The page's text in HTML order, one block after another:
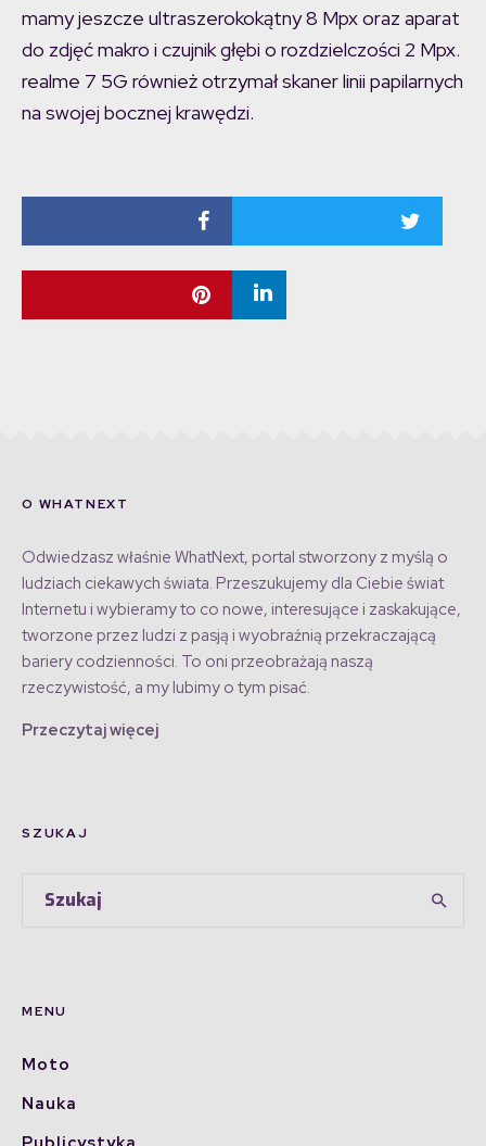
mamy jeszcze ultraszerokokątny 8 Mpx oraz aparat
do zdjęć makro i czujnik głębi o rozdzielczości 2 Mpx.
realme 7 5G również otrzymał skaner linii papilarnych
na swojej bocznej krawędzi.
O WHATNEXT
Odwiedzasz właśnie WhatNext, portal stworzony z myślą o
ludziach ciekawych świata. Przeszukujemy dla Ciebie świat
Internetu i wybieramy to co nowe, interesujące i zaskakujące,
tworzone przez ludzi z pasją i wyobraźnią przekraczającą
bariery codzienności. To oni przeobrażają naszą
rzeczywistość, a my lubimy o tym pisać.
Przeczytaj więcej
SZUKAJ
MENU
Moto
Nauka